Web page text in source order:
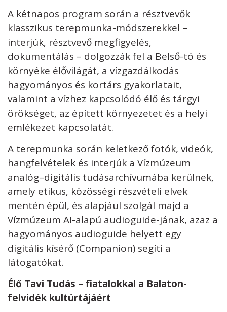
A kétnapos program során a résztvevők
klasszikus terepmunka-módszerekkel –
interjúk, résztvevő megfigyelés,
dokumentálás – dolgozzák fel a Belső-tó és
környéke élővilágát, a vízgazdálkodás
hagyományos és kortárs gyakorlatait,
valamint a vízhez kapcsolódó élő és tárgyi
örökséget, az épített környezetet és a helyi
emlékezet kapcsolatát.
A terepmunka során keletkező fotók, videók,
hangfelvételek és interjúk a Vízmúzeum
analóg–digitális tudásarchívumába kerülnek,
amely etikus, közösségi részvételi elvek
mentén épül, és alapjául szolgál majd a
Vízmúzeum AI-alapú audioguide-jának, azaz a
hagyományos audioguide helyett egy
digitális kísérő (Companion) segíti a
látogatókat.
Élő Tavi Tudás – fiatalokkal a Balaton-
felvidék kultúrtájáért